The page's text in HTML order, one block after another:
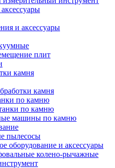
и аксессуары
плит
камня
камня
по камню
по камню
машины по камню
пылесосы
оборудование и аксессуары
колено-рычажные